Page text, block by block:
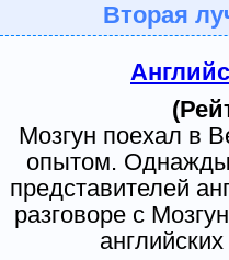
Вторая
Мозгун поехал в
опытом. Однажды
представителей
разговоре с